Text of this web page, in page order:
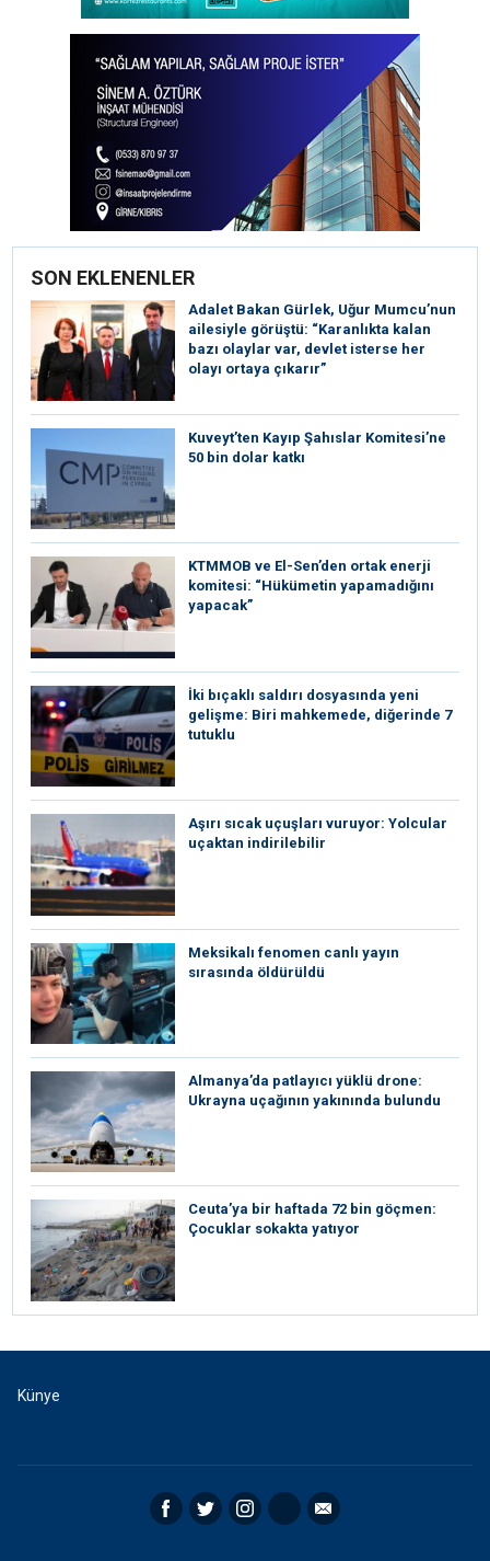
SON EKLENENLER
Adalet Bakan Gürlek, Uğur Mumcu’nun
ailesiyle görüştü: “Karanlıkta kalan
bazı olaylar var, devlet isterse her
olayı ortaya çıkarır”
Kuveyt’ten Kayıp Şahıslar Komitesi’ne
50 bin dolar katkı
KTMMOB ve El-Sen’den ortak enerji
komitesi: “Hükümetin yapamadığını
yapacak”
İki bıçaklı saldırı dosyasında yeni
gelişme: Biri mahkemede, diğerinde 7
tutuklu
Aşırı sıcak uçuşları vuruyor: Yolcular
uçaktan indirilebilir
Meksikalı fenomen canlı yayın
sırasında öldürüldü
Almanya’da patlayıcı yüklü drone:
Ukrayna uçağının yakınında bulundu
Ceuta’ya bir haftada 72 bin göçmen:
Çocuklar sokakta yatıyor
Künye
Facebook Twitter Instagram RSS